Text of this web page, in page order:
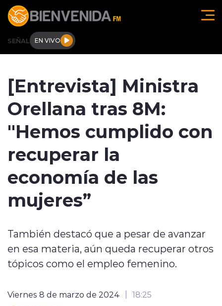
Click acá para ir directamente al contenido
SEÑAL EN VIVO
Internacional
Deportes
modo claro
[Entrevista] Ministra
Orellana tras 8M:
"Hemos cumplido con
recuperar la
economía de las
mujeres”
También destacó que a pesar de avanzar
en esa materia, aún queda recuperar otros
tópicos como el empleo femenino.
Viernes 8 de marzo de 2024 18:25